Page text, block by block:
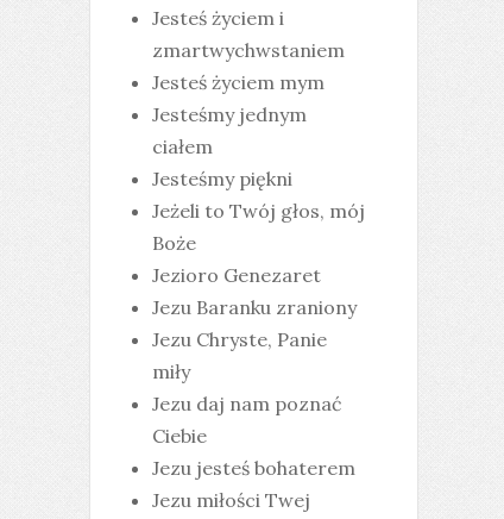
Jesteś życiem i
zmartwychwstaniem
Jesteś życiem mym
Jesteśmy jednym
ciałem
Jesteśmy piękni
Jeżeli to Twój głos, mój
Boże
Jezioro Genezaret
Jezu Baranku zraniony
Jezu Chryste, Panie
miły
Jezu daj nam poznać
Ciebie
Jezu jesteś bohaterem
Jezu miłości Twej